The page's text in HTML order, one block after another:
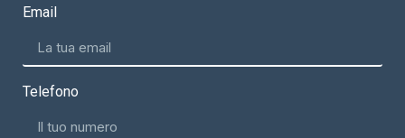
Email
Telefono